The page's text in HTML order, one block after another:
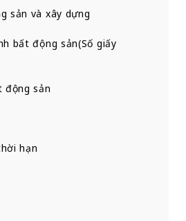
sản và xây dựng
bất động sản(Số giấy
động sản
hạn